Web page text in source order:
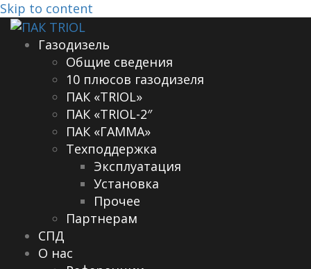
Skip to content
Газодизель
Общие сведения
10 плюсов газодизеля
ПАК «TRIOL»
ПАК «TRIOL-2″
ПАК «ГАММА»
Техподдержка
Эксплуатация
Установка
Прочее
Партнерам
СПД
О нас